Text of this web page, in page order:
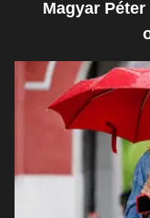
Magyar